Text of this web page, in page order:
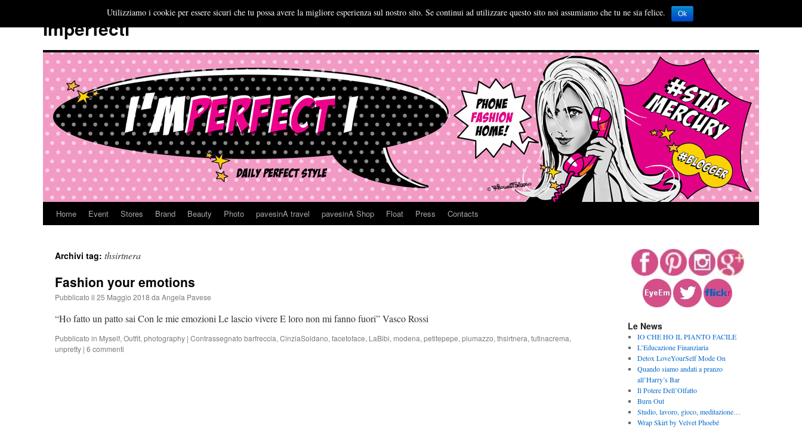
Imperfecti
Vai
contenuto
Home Event Stores Brand Beauty Photo pavesinA travel pavesinA Shop Float Press Contacts
Archivi tag: thsirtnera
Fashion your emotions
Pubblicato il 25 Maggio 2018 da Angela Pavese
“Ho fatto un patto sai Con le mie emozioni Le lascio vivere E loro non mi fanno fuori” Vasco Rossi
Pubblicato in Myself, Outfit, photography | Contrassegnato barfreccia, CinziaSoldano, facetoface, LaBibi, modena, petitepepe, piumazzo, thsirtnera, tutinacrema,
unpretty | 6 commenti
Le News
IO CHE HO IL PIANTO FACILE
L’Educazione Finanziaria
Detox LoveYourSelf Mode On
Quando siamo andati a pranzo
all’Harry’s Bar
Il Potere Dell’Olfatto
Burn Out
Studio, lavoro, gioco, meditazione…
Wrap Skirt by Velvet Phoebé
Utilizziamo i cookie per essere sicuri che tu possa avere la migliore esperienza sul nostro sito. Se continui ad utilizzare questo sito noi assumiamo che tu ne sia felice. Ok